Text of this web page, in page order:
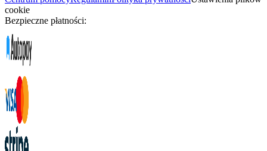
cookie
Bezpieczne płatności: